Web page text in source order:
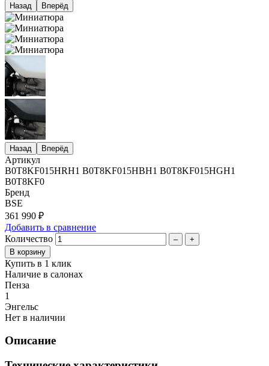
Назад Вперёд
Назад Вперёд
Артикул
B0T8KF015HRH1 B0T8KF015HBH1 B0T8KF015HGH1
B0T8KF0
Бренд
BSE
361 990 ₽
Добавить в сравнение
Количество
– +
Купить в 1 клик
Наличие в салонах
Пенза
1
Энгельс
Нет в наличии
Описание